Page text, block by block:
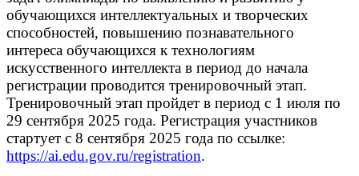
обучающихся интеллектуальных и творческих
способностей, повышению познавательного
интереса обучающихся к технологиям
искусственного интеллекта в период до начала
регистрации проводится тренировочный этап.
Тренировочный этап пройдет в период с 1 июля по
29 сентября 2025 года. Регистрация участников
стартует с 8 сентября 2025 года по ссылке:
https://ai.edu.gov.ru/registration.